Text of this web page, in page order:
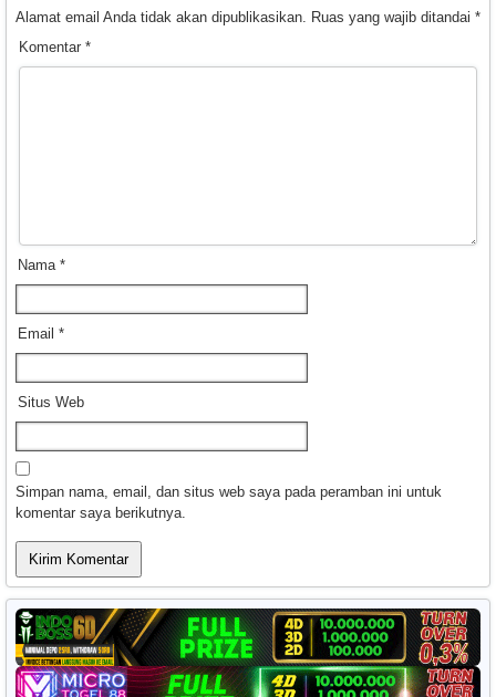
Alamat email Anda tidak akan dipublikasikan. Ruas yang wajib ditandai *
Komentar *
Nama *
Email *
Situs Web
Simpan nama, email, dan situs web saya pada peramban ini untuk
komentar saya berikutnya.